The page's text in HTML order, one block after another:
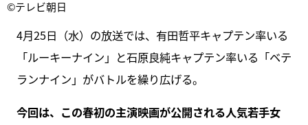
©テレビ朝日
4月25日（水）の放送では、有田哲平キャプテン率いる
「ルーキーナイン」と石原良純キャプテン率いる「ベテ
ランナイン」がバトルを繰り広げる。
今回は、この春初の主演映画が公開される人気若手女